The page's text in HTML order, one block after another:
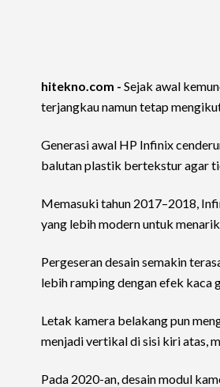
hitekno.com - Sejak awal
terjangkau namun tetap
Generasi awal HP Infinix
balutan plastik bertekstur agar
Memasuki tahun 2017–2018,
yang lebih modern untuk
Pergeseran desain semakin
lebih ramping dengan efek kaca
Letak kamera belakang pun
menjadi vertikal di sisi kiri atas,
Pada 2020-an, desain modul